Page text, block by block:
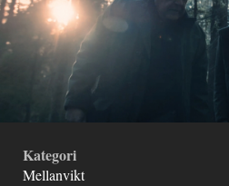
Kategori
Mellanvikt